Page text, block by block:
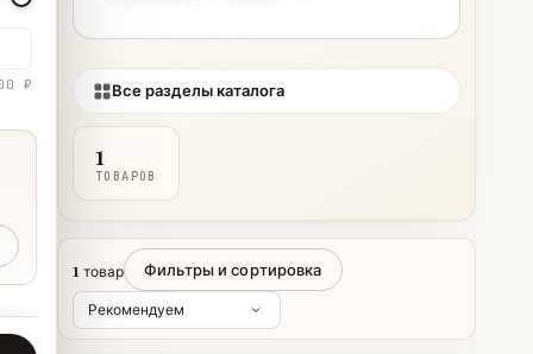
Все разделы каталога
1
ТОВАРОВ
₽
1 товар Фильтры и сортировка